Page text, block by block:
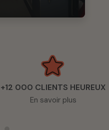
+12 000 CLIENTS HEUREUX
En savoir plus